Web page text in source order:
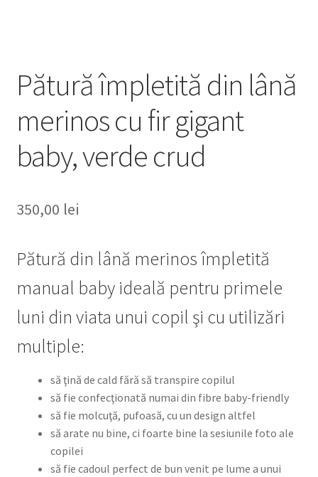
Pătură împletită din lână
merinos cu fir gigant
baby, verde crud
350,00 lei
Pătură din lână merinos împletită
manual baby ideală pentru primele
luni din viata unui copil şi cu utilizări
multiple:
să ţină de cald fără să transpire copilul
să fie confecţionată numai din fibre baby-friendly
să fie molcuţă, pufoasă, cu un design altfel
să arate nu bine, ci foarte bine la sesiunile foto ale
copilei
să fie cadoul perfect de bun venit pe lume a unui